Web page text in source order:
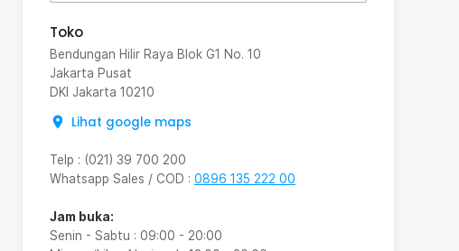
Toko
Bendungan Hilir Raya Blok G1 No. 10
Jakarta Pusat
DKI Jakarta 10210
Lihat google maps
Telp : (021) 39 700 200
Whatsapp Sales / COD : 0896 135 222 00
Jam buka:
Senin - Sabtu : 09:00 - 20:00